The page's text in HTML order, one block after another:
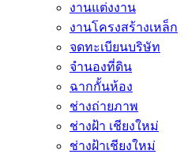
งานแต่งงาน
งานโครงสร้างเหล็ก
จดทะเบียนบริษัท
จำนองที่ดิน
ฉากกั้นห้อง
ช่างถ่ายภาพ
ช่างฝ้า เชียงใหม่
ช่างฝ้าเชียงใหม่